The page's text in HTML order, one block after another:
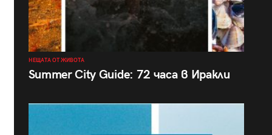
НЕЩАТА ОТ ЖИВОТА
Summer City Guide: 72 часа в Иракли